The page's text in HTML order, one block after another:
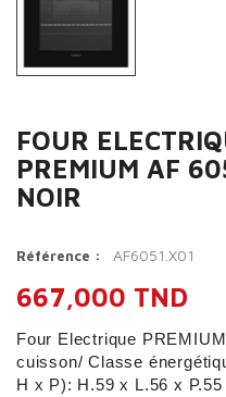
FOUR
PREMIUM AF
NOIR
Référence : AF6051.X01
667,000 TND
Four Electrique
cuisson/ Classe
H x P): H.59 x L.56 x